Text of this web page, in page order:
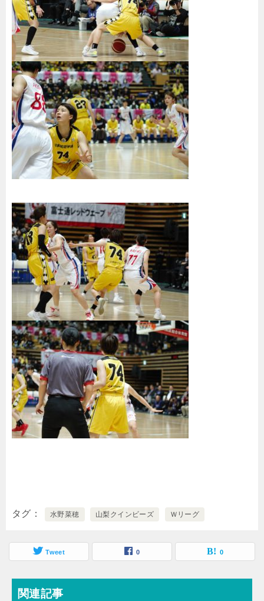
タグ 水野菜穂 山梨クインビーズ Ｗリーグ
Tweet 0 0
関連記事